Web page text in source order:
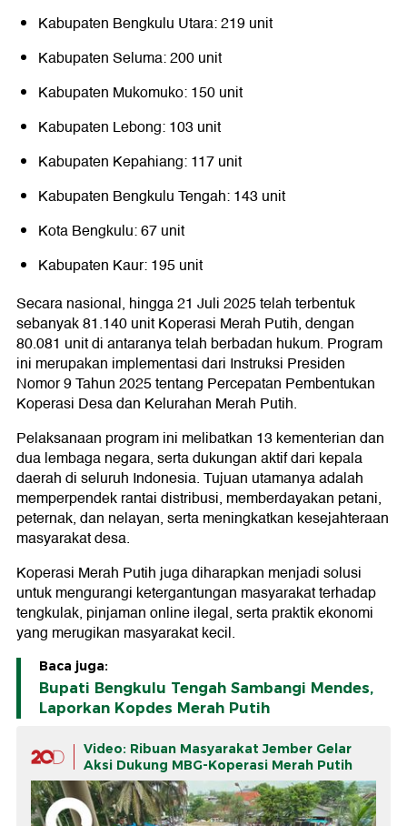
Kabupaten Bengkulu Utara: 219 unit
Kabupaten Seluma: 200 unit
Kabupaten Mukomuko: 150 unit
Kabupaten Lebong: 103 unit
Kabupaten Kepahiang: 117 unit
Kabupaten Bengkulu Tengah: 143 unit
Kota Bengkulu: 67 unit
Kabupaten Kaur: 195 unit
Secara nasional, hingga 21 Juli 2025 telah terbentuk
sebanyak 81.140 unit Koperasi Merah Putih, dengan
80.081 unit di antaranya telah berbadan hukum. Program
ini merupakan implementasi dari Instruksi Presiden
Nomor 9 Tahun 2025 tentang Percepatan Pembentukan
Koperasi Desa dan Kelurahan Merah Putih.
Pelaksanaan program ini melibatkan 13 kementerian dan
dua lembaga negara, serta dukungan aktif dari kepala
daerah di seluruh Indonesia. Tujuan utamanya adalah
memperpendek rantai distribusi, memberdayakan petani,
peternak, dan nelayan, serta meningkatkan kesejahteraan
masyarakat desa.
Koperasi Merah Putih juga diharapkan menjadi solusi
untuk mengurangi ketergantungan masyarakat terhadap
tengkulak, pinjaman online ilegal, serta praktik ekonomi
yang merugikan masyarakat kecil.
Baca juga:
Bupati Bengkulu Tengah Sambangi Mendes,
Laporkan Kopdes Merah Putih
Video: Ribuan Masyarakat Jember Gelar
Aksi Dukung MBG-Koperasi Merah Putih